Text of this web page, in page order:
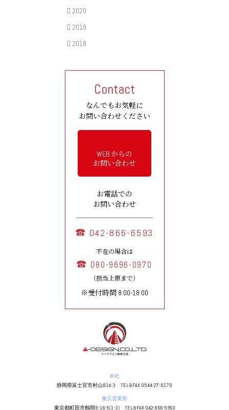
2020
2019
2018
Contact
なんでもお気軽に
お問い合わせください
WEB からの
お問い合わせ
お電話での
お問い合わせ
042-866-6593
不在の場合は
080-9696-0970
（担当上原まで）
※受付時間 8:00-18:00
本社
静岡県富士宮市村山814-3 TEL&FAX 0544-27-8170
東京営業所
東京都町田市鶴間8-16-5(1-3) TEL&FAX 042-866-5963